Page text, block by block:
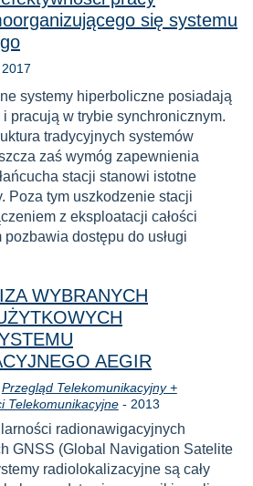
się systemu
Year
2017
systemy hiperboliczne posiadają
i pracują w trybie synchronicznym.
tradycyjnych systemów
zaś wymóg zapewnienia
stacji stanowi istotne
Poza tym uszkodzenie stacji
z eksploatacji całości
pozbawia dostępu do usługi
WYBRANYCH
AEGIR
Przegląd Telekomunikacyjny +
Telekomunikacyjne- Year
2013
radionawigacyjnych
GNSS (Global Navigation Satelite
radiolokalizacyjne są cały